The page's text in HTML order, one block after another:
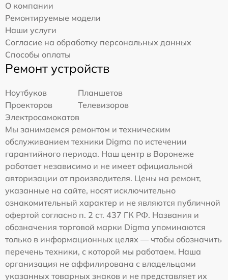
О компании
Ремонтируемые модели
Наши услуги
Согласие на обработку персональных данных
Способы оплаты
Ремонт устройств
Ноутбуков
Планшетов
Проекторов
Телевизоров
Электросамокатов
Мы занимаемся ремонтом и техническим
обслуживанием техники Digma по истечении
гарантийного периода. Наш центр в Воронеже
работает независимо и не имеет официальной
авторизации от производителя. Цены на ремонт,
указанные на сайте, носят исключительно
ознакомительный характер и не являются публичной
офертой согласно п. 2 ст. 437 ГК РФ. Названия и
обозначения торговой марки Digma упоминаются
только в информационных целях — чтобы обозначить
перечень техники, с которой мы работаем. Наша
организация не аффилирована с владельцами
указанных товарных знаков и не представляет их